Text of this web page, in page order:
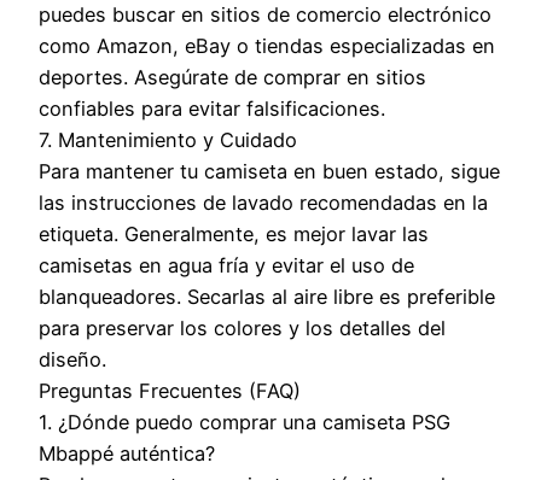
puedes buscar en sitios de comercio electrónico
como Amazon, eBay o tiendas especializadas en
deportes. Asegúrate de comprar en sitios
confiables para evitar falsificaciones.
7. Mantenimiento y Cuidado
Para mantener tu camiseta en buen estado, sigue
las instrucciones de lavado recomendadas en la
etiqueta. Generalmente, es mejor lavar las
camisetas en agua fría y evitar el uso de
blanqueadores. Secarlas al aire libre es preferible
para preservar los colores y los detalles del
diseño.
Preguntas Frecuentes (FAQ)
1. ¿Dónde puedo comprar una camiseta PSG
Mbappé auténtica?